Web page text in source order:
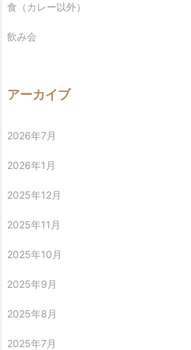
食（カレー以外）
飲み会
アーカイブ
2026年7月
2026年1月
2025年12月
2025年11月
2025年10月
2025年9月
2025年8月
2025年7月